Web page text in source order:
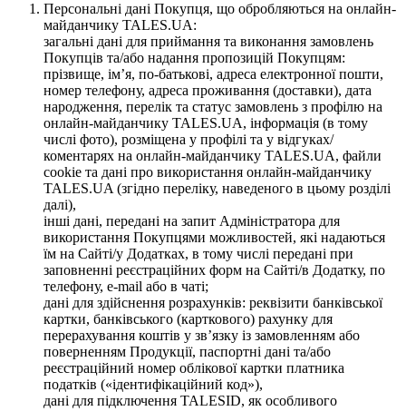
Персональні дані Покупця, що обробляються на онлайн-
майданчику TALES.UA:
загальні дані для приймання та виконання замовлень
Покупців та/або надання пропозицій Покупцям:
прізвище, ім’я, по-батькові, адреса електронної пошти,
номер телефону, адреса проживання (доставки), дата
народження, перелік та статус замовлень з профілю на
онлайн-майданчику TALES.UA, інформація (в тому
числі фото), розміщена у профілі та у відгуках/
коментарях на онлайн-майданчику TALES.UA, файли
cookie та дані про використання онлайн-майданчику
TALES.UA (згідно переліку, наведеного в цьому розділі
далі),
інші дані, передані на запит Адміністратора для
використання Покупцями можливостей, які надаються
їм на Сайті/у Додатках, в тому числі передані при
заповненні реєстраційних форм на Сайті/в Додатку, по
телефону, e-mail або в чаті;
дані для здійснення розрахунків: реквізити банківської
картки, банківського (карткового) рахунку для
перерахування коштів у зв’язку із замовленням або
поверненням Продукції, паспортні дані та/або
реєстраційний номер облікової картки платника
податків («ідентифікаційний код»),
дані для підключення TALESID, як особливого